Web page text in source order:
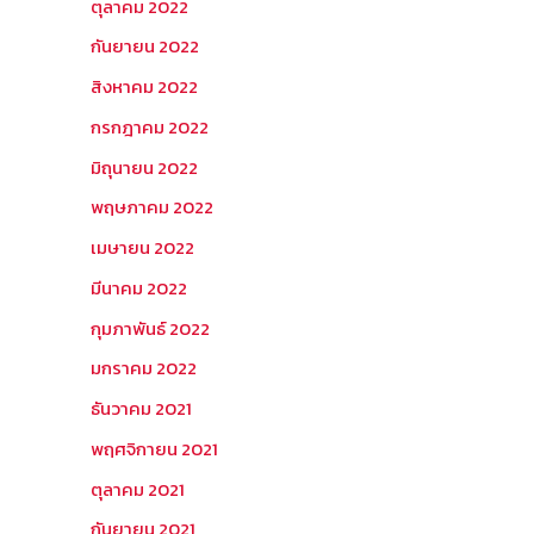
ตุลาคม 2022
กันยายน 2022
สิงหาคม 2022
กรกฎาคม 2022
มิถุนายน 2022
พฤษภาคม 2022
เมษายน 2022
มีนาคม 2022
กุมภาพันธ์ 2022
มกราคม 2022
ธันวาคม 2021
พฤศจิกายน 2021
ตุลาคม 2021